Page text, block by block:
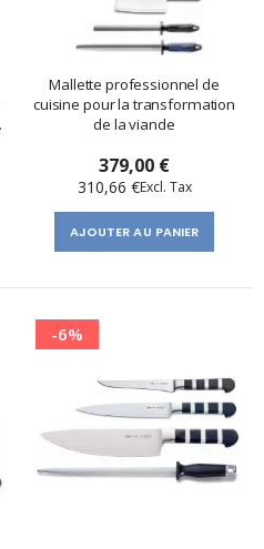
Mallette professionnel de
cuisine pour la transformation
de la viande
379,00 €
310,66 €
AJOUTER AU PANIER
-6%